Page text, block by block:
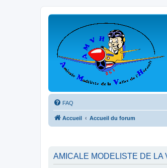
FAQ
Accueil Accueil du forum
AMICALE MODELISTE DE LA